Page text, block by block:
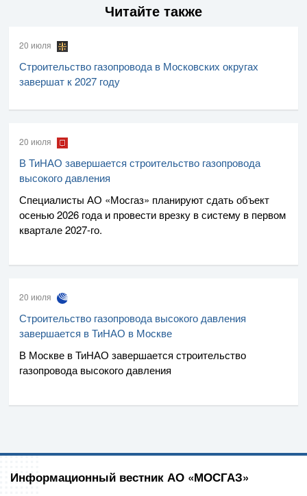
Читайте также
20 июля
Строительство газопровода в Московских округах
завершат к 2027 году
20 июля
В ТиНАО завершается строительство газопровода
высокого давления
Специалисты АО «Мосгаз» планируют сдать объект
осенью 2026 года и провести врезку в систему в первом
квартале2027-го.
20 июля
Строительство газопровода высокого давления
завершается в ТиНАО в Москве
В Москве в ТиНАО завершается строительство
газопровода высокого давления
Информационный вестник АО «МОСГАЗ»